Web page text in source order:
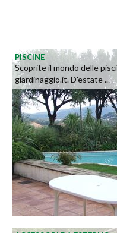
PISCINE
Scoprite il mondo delle
giardinaggio.it. D'estate ...